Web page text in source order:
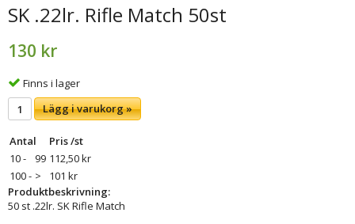
SK .22lr. Rifle Match 50st
130 kr
Finns i lager
Lägg i varukorg »
Antal
Pris /st
10 -
99 112,50 kr
100 - >
101 kr
Produktbeskrivning:
50 st .22lr. SK Rifle Match